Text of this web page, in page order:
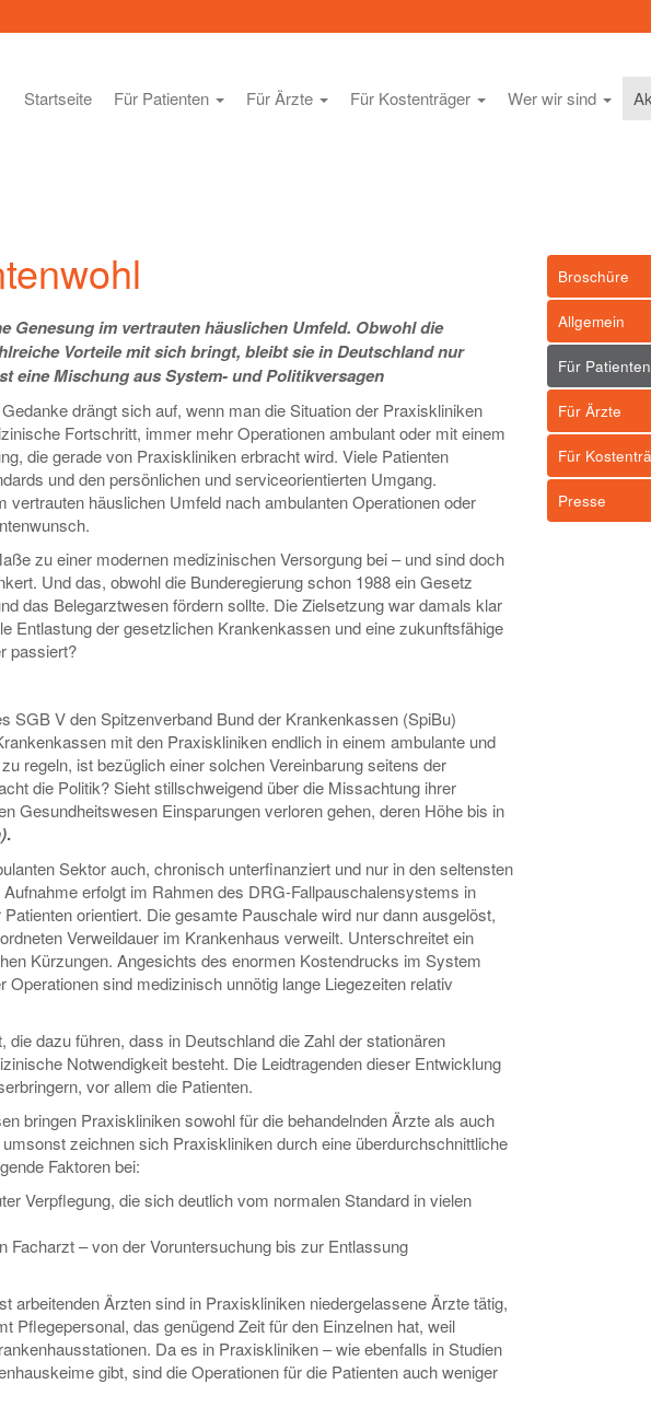
Startseite Für Patienten Für Ärzte Für Kostenträger Wer wir sind
Genesung im vertrauten häuslichen Umfeld. Obwohl die
Vorteile mit sich bringt, bleibt sie in Deutschland nur
eine Mischung aus System- und Politikversagen
drängt sich auf, wenn man die Situation der Praxiskliniken
Fortschritt, immer mehr Operationen ambulant oder mit einem
die gerade von Praxiskliniken erbracht wird. Viele Patienten
und den persönlichen und serviceorientierten Umgang.
häuslichen Umfeld nach ambulanten Operationen oder
zu einer modernen medizinischen Versorgung bei – und sind doch
Und das, obwohl die Bunderegierung schon 1988 ein Gesetz
das Belegarztwesen fördern sollte. Die Zielsetzung war damals klar
Entlastung der gesetzlichen Krankenkassen und eine zukunftsfähige
passiert?
SGB V den Spitzenverband Bund der Krankenkassen (SpiBu)
mit den Praxiskliniken endlich in einem ambulante und
regeln, ist bezüglich einer solchen Vereinbarung seitens der
die Politik? Sieht stillschweigend über die Missachtung ihrer
Gesundheitswesen Einsparungen verloren gehen, deren Höhe bis in
.
Sektor auch, chronisch unterfinanziert und nur in den seltensten
erfolgt im Rahmen des DRG-Fallpauschalensystems in
orientiert. Die gesamte Pauschale wird nur dann ausgelöst,
Verweildauer im Krankenhaus verweilt. Unterschreitet ein
Kürzungen. Angesichts des enormen Kostendrucks im System
sind medizinisch unnötig lange Liegezeiten relativ
dazu führen, dass in Deutschland die Zahl der stationären
Notwendigkeit besteht. Die Leidtragenden dieser Entwicklung
vor allem die Patienten.
bringen Praxiskliniken sowohl für die behandelnden Ärzte als auch
zeichnen sich Praxiskliniken durch eine überdurchschnittliche
Faktoren bei:
Verpflegung, die sich deutlich vom normalen Standard in vielen
Facharzt – von der Voruntersuchung bis zur Entlassung
arbeitenden Ärzten sind in Praxiskliniken niedergelassene Ärzte tätig,
Pflegepersonal, das genügend Zeit für den Einzelnen hat, weil
Da es in Praxiskliniken – wie ebenfalls in Studien
gibt, sind die Operationen für die Patienten auch weniger
Broschüre
Allgemein
Für Patienten
Für Ärzte
Für
Presse